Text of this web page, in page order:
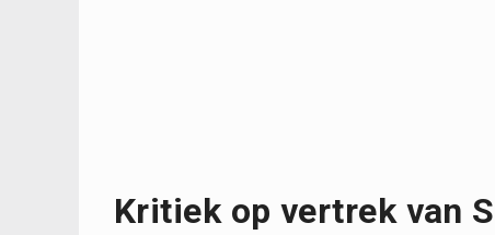
Kritiek op vertrek van